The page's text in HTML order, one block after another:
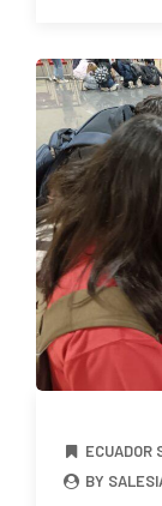
ECUADOR
BY